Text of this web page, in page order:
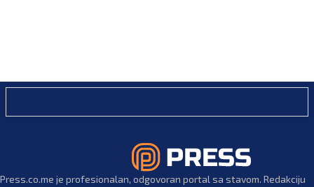
Press.co.me je profesionalan, odgovoran portal sa stavom. Redakciju